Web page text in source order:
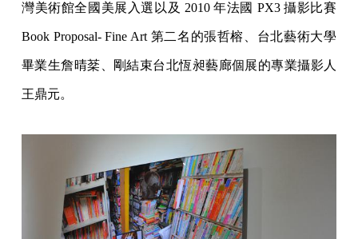
灣美術館全國美展入選以及 2010 年法國 PX3 攝影比賽
Book Proposal- Fine Art 第二名的張哲榕、台北藝術大學
畢業生詹晴棻、剛結束台北恆昶藝廊個展的專業攝影人
王鼎元。